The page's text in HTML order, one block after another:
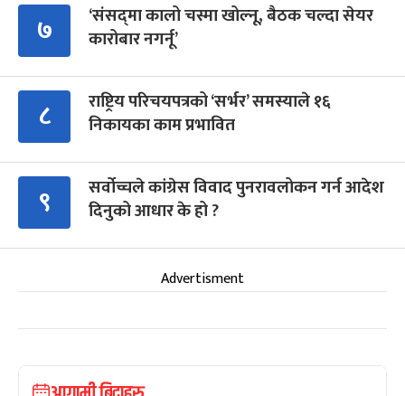
७
‘संसद्‍मा कालो चस्मा खोल्नू, बैठक चल्दा सेयर
कारोबार नगर्नू’
८
राष्ट्रिय परिचयपत्रको ‘सर्भर’ समस्याले १६
निकायका काम प्रभावित
९
सर्वोच्चले कांग्रेस विवाद पुनरावलोकन गर्न आदेश
दिनुको आधार के हो ?
Advertisment